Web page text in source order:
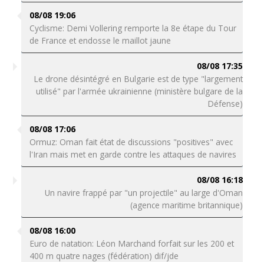
08/08 19:06
Cyclisme: Demi Vollering remporte la 8e étape du Tour
de France et endosse le maillot jaune
08/08 17:35
Le drone désintégré en Bulgarie est de type "largement
utilisé" par l'armée ukrainienne (ministère bulgare de la
Défense)
08/08 17:06
Ormuz: Oman fait état de discussions "positives" avec
l'Iran mais met en garde contre les attaques de navires
08/08 16:18
Un navire frappé par "un projectile" au large d'Oman
(agence maritime britannique)
08/08 16:00
Euro de natation: Léon Marchand forfait sur les 200 et
400 m quatre nages (fédération) dif/jde